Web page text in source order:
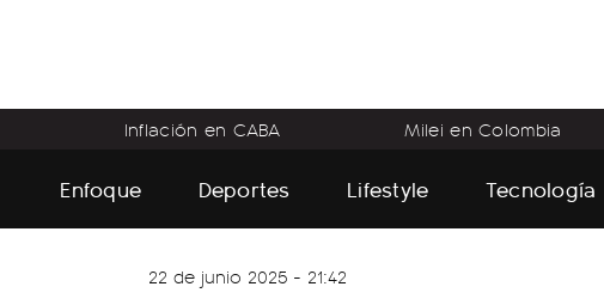
Inflación en CABA Milei en Colombia
Enfoque Deportes Lifestyle Tecnología
22 de junio 2025 - 21:42